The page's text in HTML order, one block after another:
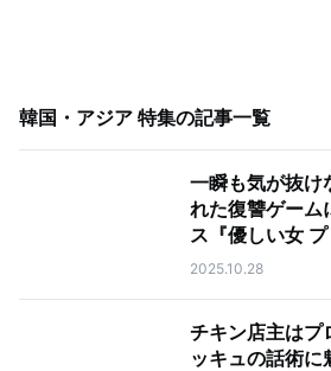
韓国・アジア 特集の記事一覧
一瞬も気が抜け
れた復讐ゲーム
ス『優しい女 プ
2025.10.28
チキン店主はプ
ッキュの話術に